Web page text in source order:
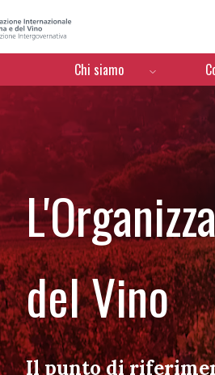
Menú de
Chi siamo
del Vino
Il punto di